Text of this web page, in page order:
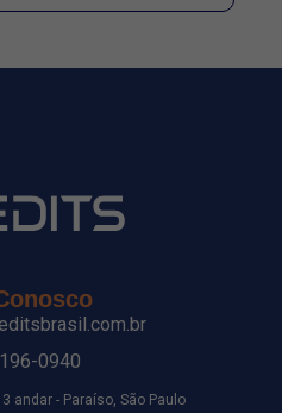
0940
andar - Paraíso, São Paulo